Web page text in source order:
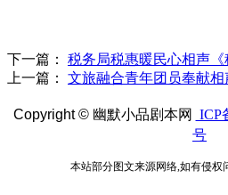
下一篇：
税务局税惠暖民心相声《
上一篇：
文旅融合青年团员奉献相
Copyright © 幽默小品剧本网
ICP
号
本站部分图文来源网络,如有侵权